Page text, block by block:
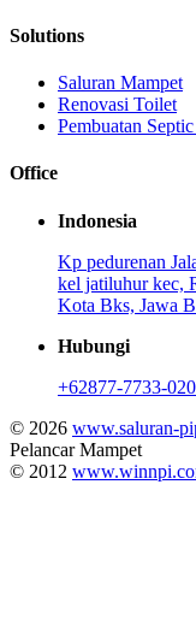
Solutions
Saluran Mampet
Renovasi Toilet
Pembuatan
Office
Indonesia
Kp pedurenan
kel jatiluhur kec,
Kota Bks, Jawa
Hubungi
+62877-7733-
© 2026 www.saluran-
Pelancar Mampet
© 2012